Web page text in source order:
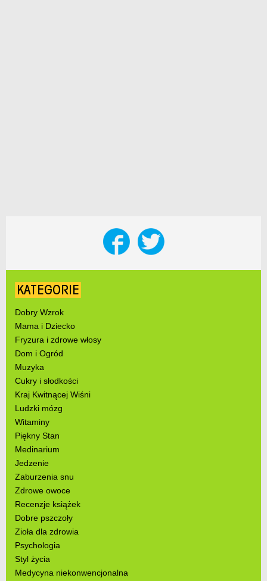
KATEGORIE
Dobry Wzrok
Mama i Dziecko
Fryzura i zdrowe włosy
Dom i Ogród
Muzyka
Cukry i słodkości
Kraj Kwitnącej Wiśni
Ludzki mózg
Witaminy
Piękny Stan
Medinarium
Jedzenie
Zaburzenia snu
Zdrowe owoce
Recenzje książek
Dobre pszczoły
Zioła dla zdrowia
Psychologia
Styl życia
Medycyna niekonwencjonalna